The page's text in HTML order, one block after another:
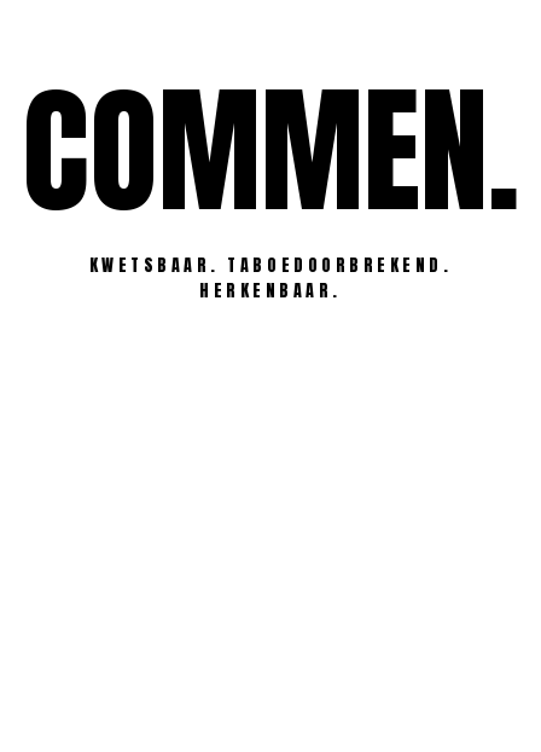
inhoudCOMMEN.
KWETSBAAR. TABOEDOORBREKEND.
HERKENBAAR.